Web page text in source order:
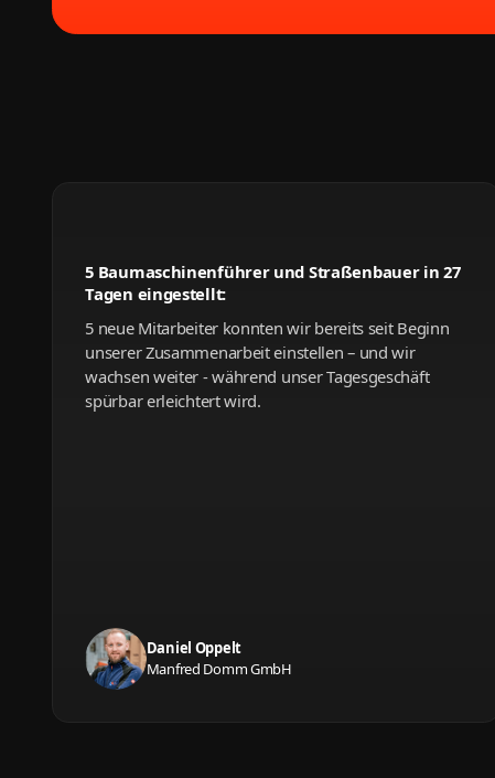
5 Baumaschinenführer und Straßenbauer in 27
Tagen eingestellt:
5 neue Mitarbeiter konnten wir bereits seit Beginn
unserer Zusammenarbeit einstellen – und wir
wachsen weiter - während unser Tagesgeschäft
spürbar erleichtert wird.
Daniel Oppelt
Manfred Domm GmbH